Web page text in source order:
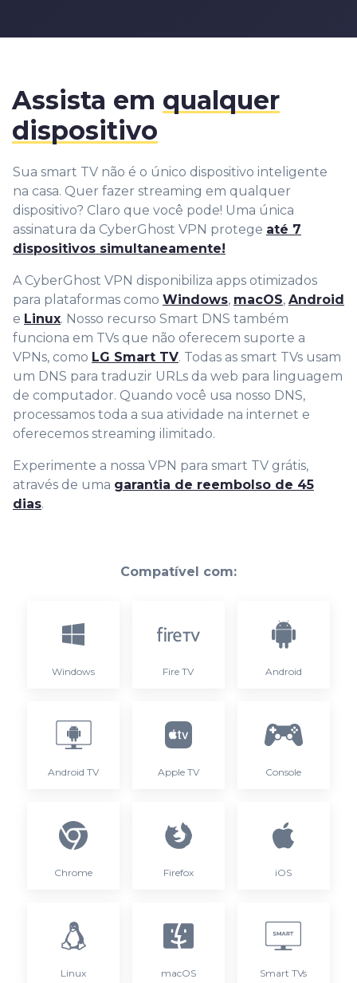
Assista em qualquer
dispositivo
Sua smart TV não é o único dispositivo inteligente
na casa. Quer fazer streaming em qualquer
dispositivo? Claro que você pode! Uma única
assinatura da CyberGhost VPN protege até 7
dispositivos simultaneamente!
A CyberGhost VPN disponibiliza apps otimizados
para plataformas como Windows, macOS, Android
e Linux. Nosso recurso Smart DNS também
funciona em TVs que não oferecem suporte a
VPNs, como LG Smart TV. Todas as smart TVs usam
um DNS para traduzir URLs da web para linguagem
de computador. Quando você usa nosso DNS,
processamos toda a sua atividade na internet e
oferecemos streaming ilimitado.
Experimente a nossa VPN para smart TV grátis,
através de uma garantia de reembolso de 45
dias.
Compatível com:
Windows Fire TV Android
Android TV Apple TV Console
Chrome Firefox iOS
Linux macOS Smart TVs